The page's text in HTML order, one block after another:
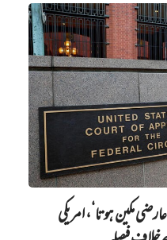
مکین ہوتا‘، امریکی